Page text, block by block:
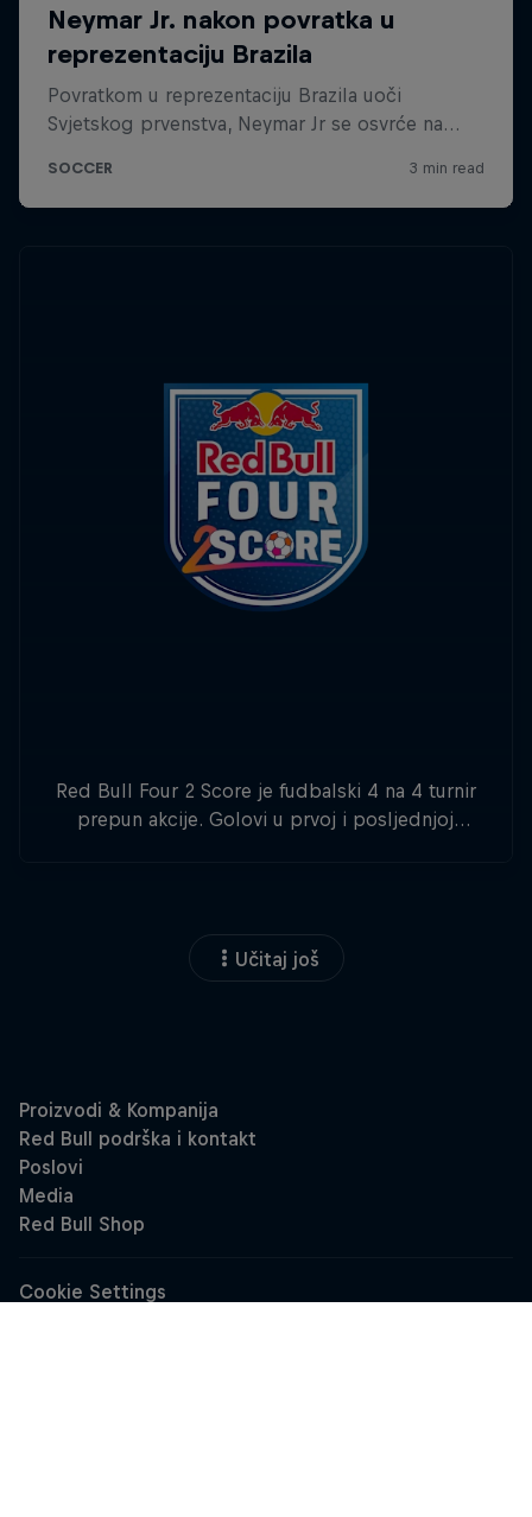
Red Bull Four 2 Score je fudbalski 4 na 4 turnir
prepun akcije. Golovi u prvoj i posljednjoj
Učitaj još